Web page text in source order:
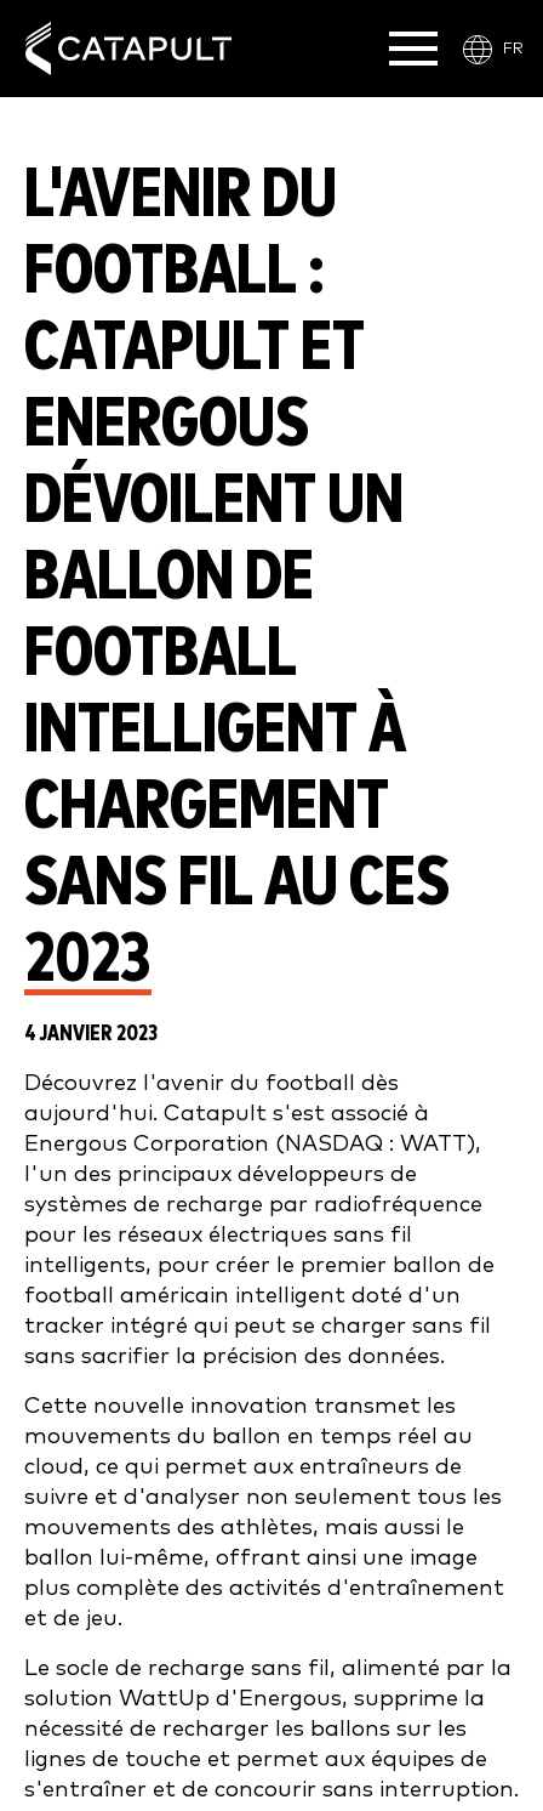
FR
L'AVENIR DU
FOOTBALL :
CATAPULT ET
ENERGOUS
DÉVOILENT UN
BALLON DE
FOOTBALL
INTELLIGENT À
CHARGEMENT
SANS FIL AU CES
2023
4 JANVIER 2023
Découvrez l'avenir du football dès
aujourd'hui. Catapult s'est associé à
Energous Corporation (NASDAQ : WATT),
l'un des principaux développeurs de
systèmes de recharge par radiofréquence
pour les réseaux électriques sans fil
intelligents, pour créer le premier ballon de
football américain intelligent doté d'un
tracker intégré qui peut se charger sans fil
sans sacrifier la précision des données.
Cette nouvelle innovation transmet les
mouvements du ballon en temps réel au
cloud, ce qui permet aux entraîneurs de
suivre et d'analyser non seulement tous les
mouvements des athlètes, mais aussi le
ballon lui-même, offrant ainsi une image
plus complète des activités d'entraînement
et de jeu.
Le socle de recharge sans fil, alimenté par la
solution WattUp d'Energous, supprime la
nécessité de recharger les ballons sur les
lignes de touche et permet aux équipes de
s'entraîner et de concourir sans interruption.